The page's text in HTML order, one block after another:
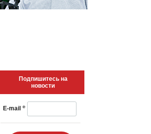
Подпишитесь на
новости
E-mail *